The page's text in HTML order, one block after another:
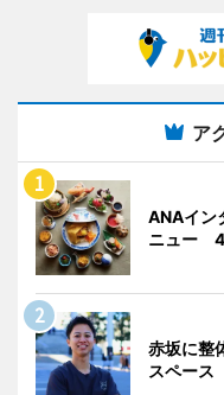
ア
ANAイン
ニュー
赤坂に整
スペース